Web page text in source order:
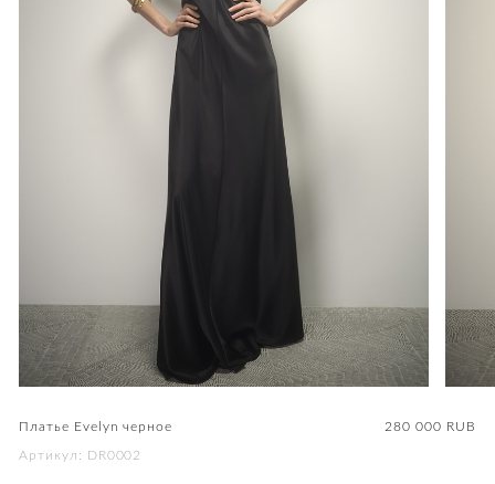
Платье Evelyn черное
Артикул: DR0002
280 000 RUB